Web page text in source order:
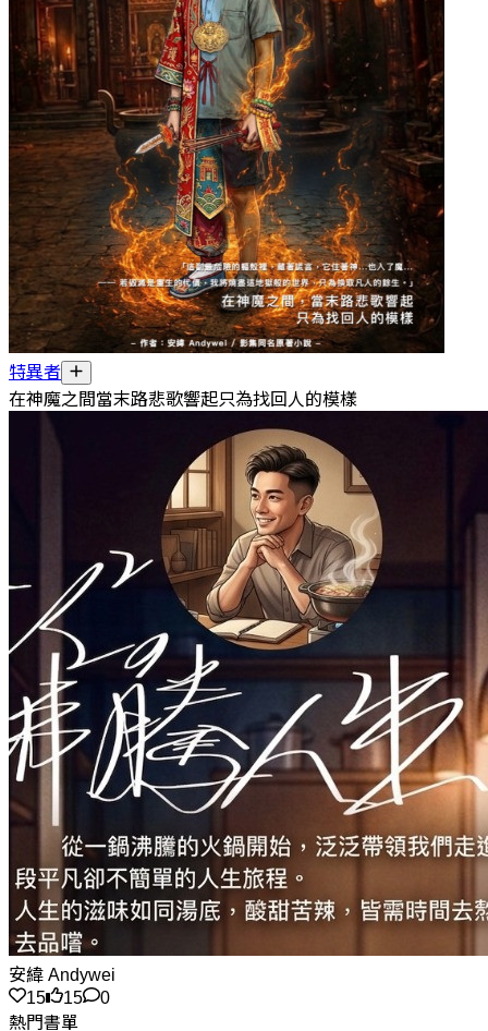
特異者
在神魔之間當末路悲歌響起只為找回人的模樣
安緯 Andywei
15
15
0
熱門書單